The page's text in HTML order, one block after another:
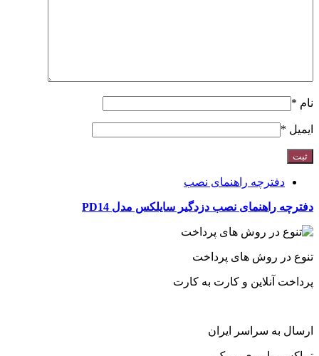
نام *
ایمیل *
دفترچه راهنمای نصب
دفترچه راهنمای نصب دزدگیر سایلکس مدل PD14
تنوع در روش های پرداخت
پرداخت آنلاین و کارت به کارت
ارسال به سراسر ایران